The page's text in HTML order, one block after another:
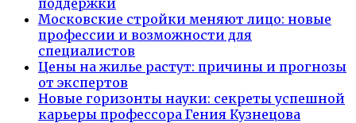
Московские стройки меняют лицо: новые
профессии и возможности для
специалистов
Цены на жилье растут: причины и прогнозы
от экспертов
Новые горизонты науки: секреты успешной
карьеры профессора Гения Кузнецова